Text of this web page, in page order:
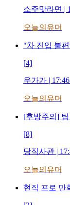
소주맛라면 |
오늘의유머
"차 진입 불
[4]
우가가 |
오늘의유머
[후방주의]
[8]
당직사관 |
오늘의유머
현직 프로 만